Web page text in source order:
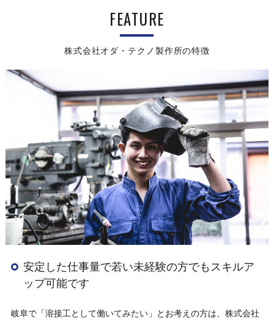
株式会社オダ・テクノ製作所の特徴
FEATURE
安定した仕事量で若い未経験の方でもスキルア
ップ可能です
岐阜で「溶接工として働いてみたい」とお考えの方は、株式会社